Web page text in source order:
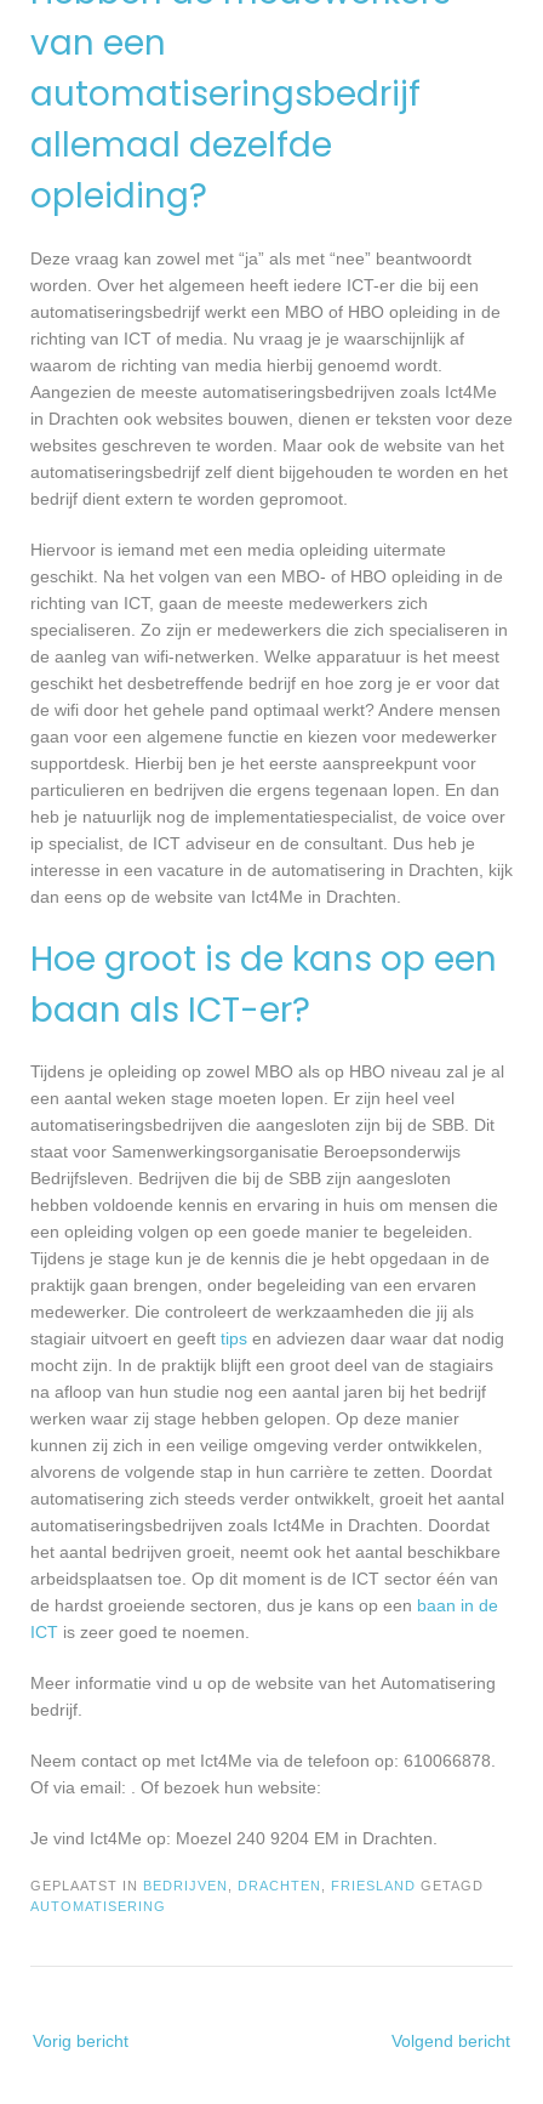
van een
automatiseringsbedrijf
allemaal dezelfde
opleiding?
Deze vraag kan zowel met “ja” als met “nee” beantwoordt
worden. Over het algemeen heeft iedere ICT-er die bij een
automatiseringsbedrijf werkt een MBO of HBO opleiding in de
richting van ICT of media. Nu vraag je je waarschijnlijk af
waarom de richting van media hierbij genoemd wordt.
Aangezien de meeste automatiseringsbedrijven zoals Ict4Me
in Drachten ook websites bouwen, dienen er teksten voor deze
websites geschreven te worden. Maar ook de website van het
automatiseringsbedrijf zelf dient bijgehouden te worden en het
bedrijf dient extern te worden gepromoot.
Hiervoor is iemand met een media opleiding uitermate
geschikt. Na het volgen van een MBO- of HBO opleiding in de
richting van ICT, gaan de meeste medewerkers zich
specialiseren. Zo zijn er medewerkers die zich specialiseren in
de aanleg van wifi-netwerken. Welke apparatuur is het meest
geschikt het desbetreffende bedrijf en hoe zorg je er voor dat
de wifi door het gehele pand optimaal werkt? Andere mensen
gaan voor een algemene functie en kiezen voor medewerker
supportdesk. Hierbij ben je het eerste aanspreekpunt voor
particulieren en bedrijven die ergens tegenaan lopen. En dan
heb je natuurlijk nog de implementatiespecialist, de voice over
ip specialist, de ICT adviseur en de consultant. Dus heb je
interesse in een vacature in de automatisering in Drachten, kijk
dan eens op de website van Ict4Me in Drachten.
Hoe groot is de kans op een
baan als ICT-er?
Tijdens je opleiding op zowel MBO als op HBO niveau zal je al
een aantal weken stage moeten lopen. Er zijn heel veel
automatiseringsbedrijven die aangesloten zijn bij de SBB. Dit
staat voor Samenwerkingsorganisatie Beroepsonderwijs
Bedrijfsleven. Bedrijven die bij de SBB zijn aangesloten
hebben voldoende kennis en ervaring in huis om mensen die
een opleiding volgen op een goede manier te begeleiden.
Tijdens je stage kun je de kennis die je hebt opgedaan in de
praktijk gaan brengen, onder begeleiding van een ervaren
medewerker. Die controleert de werkzaamheden die jij als
stagiair uitvoert en geeft tips en adviezen daar waar dat nodig
mocht zijn. In de praktijk blijft een groot deel van de stagiairs
na afloop van hun studie nog een aantal jaren bij het bedrijf
werken waar zij stage hebben gelopen. Op deze manier
kunnen zij zich in een veilige omgeving verder ontwikkelen,
alvorens de volgende stap in hun carrière te zetten. Doordat
automatisering zich steeds verder ontwikkelt, groeit het aantal
automatiseringsbedrijven zoals Ict4Me in Drachten. Doordat
het aantal bedrijven groeit, neemt ook het aantal beschikbare
arbeidsplaatsen toe. Op dit moment is de ICT sector één van
de hardst groeiende sectoren, dus je kans op een baan in de
ICT is zeer goed te noemen.
Meer informatie vind u op de website van het Automatisering
bedrijf.
Neem contact op met Ict4Me via de telefoon op: 610066878.
Of via email:
. Of bezoek hun website:
Je vind Ict4Me op: Moezel 240 9204 EM in Drachten.
GEPLAATST IN BEDRIJVEN DRACHTEN FRIESLAND GETAGD
AUTOMATISERING
navigatie
Vorig bericht Volgend bericht